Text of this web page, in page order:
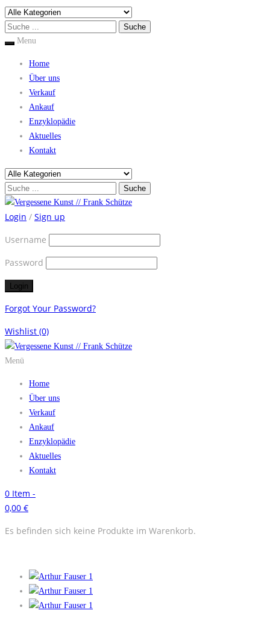
Menu
Home
Über uns
Verkauf
Ankauf
Enzyklopädie
Aktuelles
Kontakt
Login / Sign up
Username
Password
Forgot Your Password?
Wishlist (0)
Menü
Home
Über uns
Verkauf
Ankauf
Enzyklopädie
Aktuelles
Kontakt
0 Item -
0,00 €
Es befinden sich keine Produkte im Warenkorb.